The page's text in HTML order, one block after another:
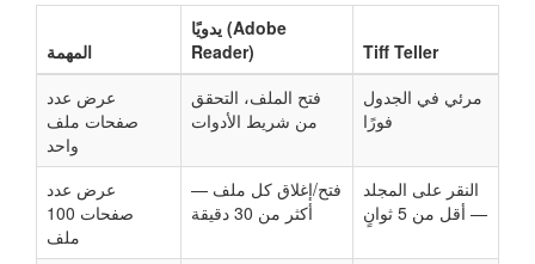
المهمة
يدويًا (Adobe
Reader)
Tiff Teller
عرض عدد
صفحات ملف
واحد
فتح الملف، التحقق
من شريط الأدوات
مرئي في الجدول
فورًا
عرض عدد
صفحات 100
ملف
فتح/إغلاق كل ملف —
أكثر من 30 دقيقة
النقر على المجلد
— أقل من 5 ثوانٍ